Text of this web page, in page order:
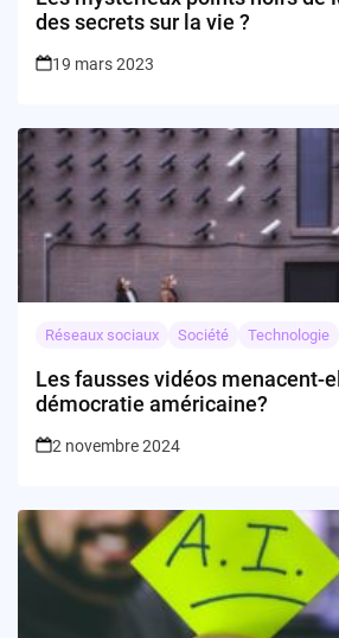
des secrets sur la vie ?
19 mars 2023
Réseaux sociaux Société Technologie
Les fausses vidéos menacent-
démocratie américaine?
2 novembre 2024